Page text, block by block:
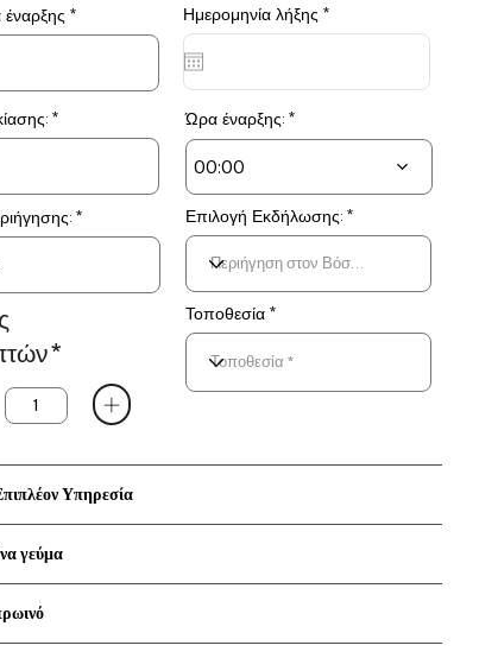
*r
e
r
Ημερομηνία λήξης *r
e
r
Ώρα έναρξης:
00:00
Επιλογή Εκδήλωσης:
Τοποθεσία *
Υπηρεσία
γεύμα